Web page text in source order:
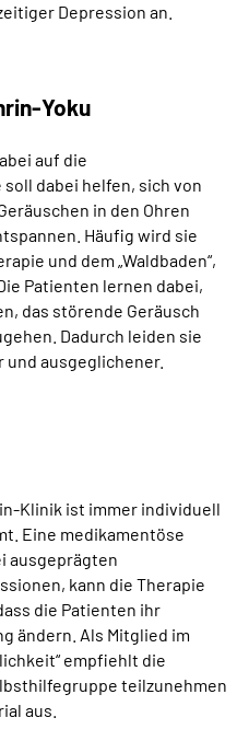
Depression an.
Yoku
auf die
dabei helfen, sich von
in den Ohren
Häufig wird sie
und dem „Waldbaden“,
Patienten lernen dabei,
das störende Geräusch
Dadurch leiden sie
ausgeglichener.
Klinik ist immer individuell
Eine medikamentöse
ausgeprägten
kann die Therapie
die Patienten ihr
ändern. Als Mitglied im
empfiehlt die
teilzunehmen
aus.